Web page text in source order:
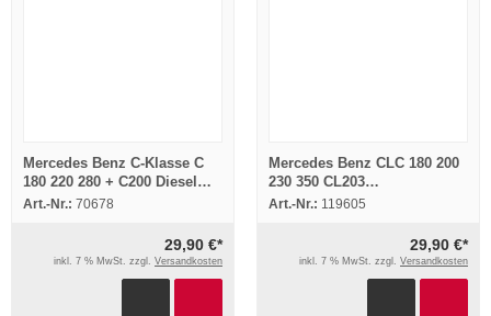
Mercedes Benz C-Klasse C
180 220 280 + C200 Diesel
Betriebsanleitung 12/92
Art.-Nr.: 70678
29,90 €*
inkl. 7 % MwSt. zzgl. Versandkosten
Mercedes Benz CLC 180 200
230 350 CL203
Betriebsanleitung 2008
Art.-Nr.: 119605
29,90 €*
inkl. 7 % MwSt. zzgl. Versandkosten